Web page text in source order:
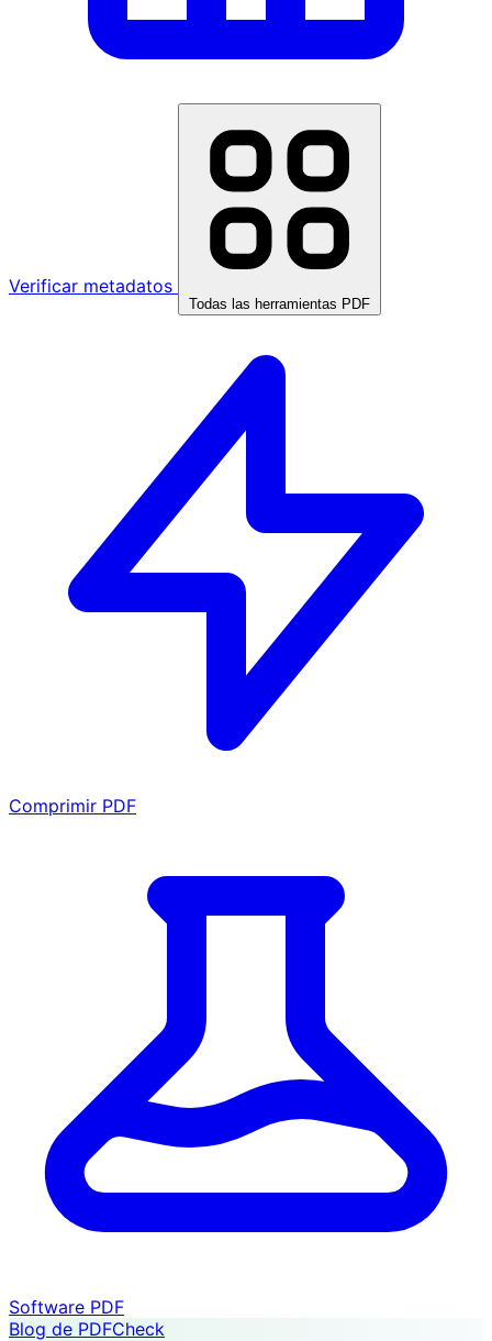
Verificar metadatos
Todas las herramientas PDF
Comprimir PDF
Software PDF
Blog de PDFCheck